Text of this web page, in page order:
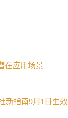
在应用场景
新指南9月1日生效